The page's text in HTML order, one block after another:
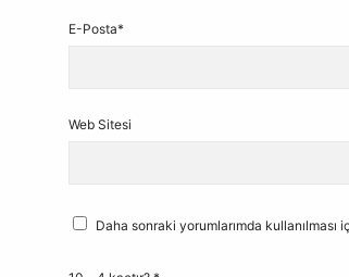
E-Posta*
Web Sitesi
Daha sonraki yorumlarımda